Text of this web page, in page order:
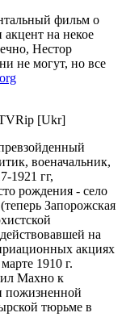
фильм о
на некое
Нестор
не могут, но все
[Ukr]
военачальник,
1921 гг,
рождения - село
Запорожская
на
акциях
1910 г.
Махно к
пожизненной
тюрьме в